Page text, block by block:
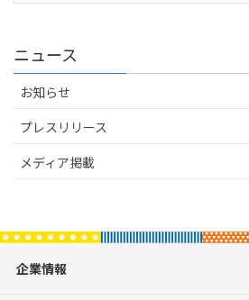
ニュース
お知らせ
プレスリリース
メディア掲載
企業情報